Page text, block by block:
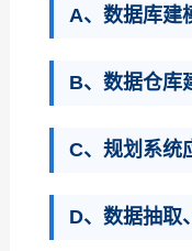
A、数据库建
B、数据仓库
C、规划系统
D、数据抽取